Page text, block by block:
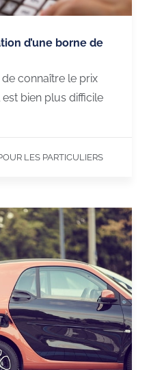
d’une borne de
de connaître le prix
bien plus difficile
LES PARTICULIERS